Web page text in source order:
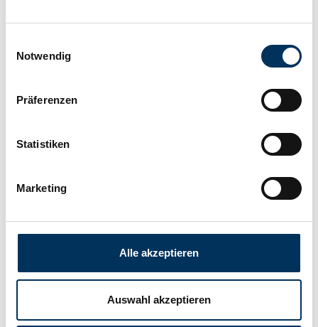
Notwendig
Präferenzen
Statistiken
Marketing
Alle akzeptieren
Auswahl akzeptieren
Technologie: LiFePO4